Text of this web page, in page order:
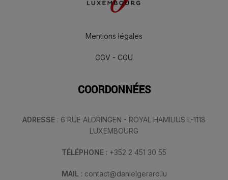
Mentions légales
CGV - CGU
COORDONNÉES
ADRESSE : 6 RUE ALDRINGEN - ROYAL HAMILIUS L-1118
LUXEMBOURG
TÉLÉPHONE : +352 2 451 30 55
MAIL : contact@danielgerard.lu